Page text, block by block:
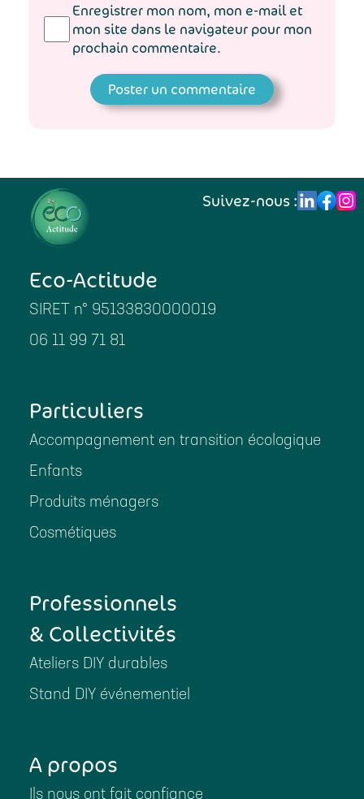
Enregistrer mon nom, mon e-mail et
mon site dans le navigateur pour mon
prochain commentaire.
Eco-Actitude
SIRET n° 95133830000019
06 11 99 71 81
Particuliers
Accompagnement en transition écologique
Enfants
Produits ménagers
Cosmétiques
Professionnels
& Collectivités
Ateliers DIY durables
Stand DIY événementiel
A propos
Ils nous ont fait confiance
Suivez-nous :